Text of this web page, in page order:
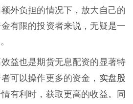
外负担的情况下，放大自己的
有限的投资者来说，无疑是一
益也是期货无息配资的显著特
可以操作更多的资金， 实盘股
有利时，获取更高的收益。同